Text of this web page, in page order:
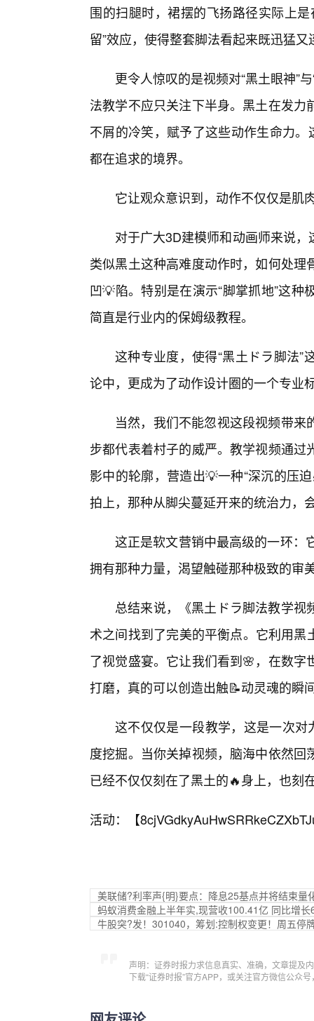
围的扫腿时，裙摆的飞扬路径实际上
留”效应，使得整套脚法看起来既迅猛
更令人惊叹的是视频对“黑土眼神”
法教学不应只关注下半身。黑土在发
不屑的冷笑，赋予了这些动作生命力
都在追求的境界。
它让观众意识到，动作不仅仅是肌
对于广大3D建模师和动画师来说
类似黑土这种高难度动作时，如何处
凹💡陷。特别是在演示“脚掌抓地”这
简直是行业内的保姆级教程。
这种专业度，使得“黑土ドラ脚法
论中，更成为了动作设计圈的一个专业
当然，我们不能忽视这段视频带
步都代表着村子的威严。教学视频通
影中的轮廓，营造出💡一种“深沉的压
拍上，那种从脚尖蔓延开来的统治力，
这正是软文营销中最高级的一环
拥有那种力量，渴望触碰那种极致的审
总结来说，《黑土ドラ脚法教学
术之间找到了完美的平衡点。它利用
了视觉盛宴。它让我们看到🌸，在数
打磨，真的可以创造出触📝动灵魂的瞬
这不仅仅是一段教学，这是一次对
度挖掘。当你关掉视频，脑海中依然
已经不仅仅刻在了黑土的🔥身上，也刻
活动：【
美联储?利率声{明}要点：降息25基点并将结束量
蚂蚁消费金融上半年实,现营收100.41亿 同比增长
牛股突?发！301040，筹划:控制权变更！周五停
声明：证券时报力求信息真实、准确，文章提及
下载“证券时报”官方APP，或关注官方微信公众